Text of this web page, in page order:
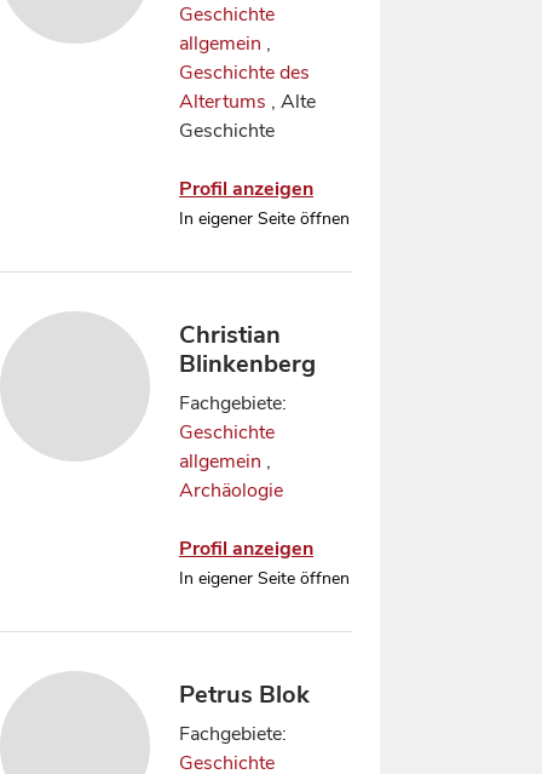
Geschichte
allgemein ,
Geschichte des
Altertums , Alte
Geschichte
Profil anzeigen
In eigener Seite öffnen
Christian
Blinkenberg
Fachgebiete:
Geschichte
allgemein ,
Archäologie
Profil anzeigen
In eigener Seite öffnen
Petrus Blok
Fachgebiete:
Geschichte